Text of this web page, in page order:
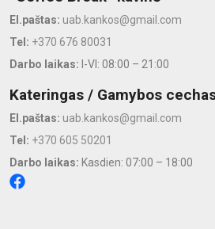
El.paštas: uab.kankos@gmail.com
Tel: +370 676 80031
Darbo laikas: I-VI: 08:00 – 21:00
Kateringas / Gamybos
El.paštas: uab.kankos@gmail.com
Tel: +370 605 50201
Darbo laikas: Kasdien: 07:00 – 18:00